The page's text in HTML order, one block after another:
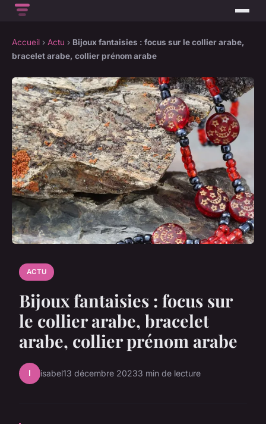
Accueil › Actu › Bijoux fantaisies : focus sur le collier arabe,
bracelet arabe, collier prénom arabe
ACTU
Bijoux fantaisies : focus sur
le collier arabe, bracelet
arabe, collier prénom arabe
I isabel13 décembre 20233 min de lecture